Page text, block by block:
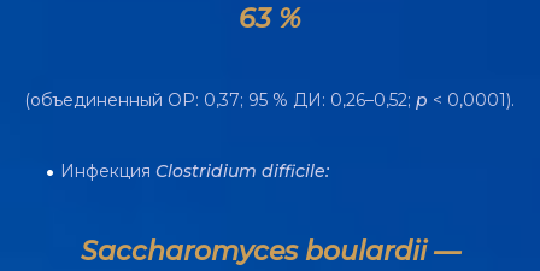
63 %
(объединенный ОР: 0,37; 95 % ДИ: 0,26–0,52; p < 0,0001).
Инфекция Clostridium difficile:
Saccharomyces boulardii —